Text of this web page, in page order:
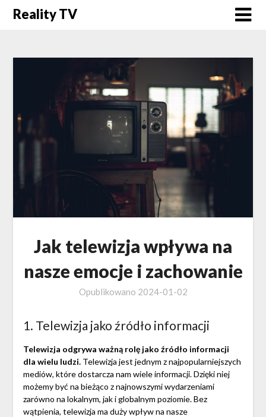
SkipReality TV
Jak telewizja wpływa na
nasze emocje i zachowanie
Opublikowano 2024-01-02
1. Telewizja jako źródło informacji
Telewizja odgrywa ważną rolę jako źródło informacji
dla wielu ludzi.Telewizja jest jednym z najpopularniejszych
mediów, które dostarcza nam wiele informacji. Dzięki niej
możemy być na bieżąco z najnowszymi wydarzeniami
zarówno na lokalnym, jak i globalnym poziomie. Bez
wątpienia, telewizja ma duży wpływ na nasze